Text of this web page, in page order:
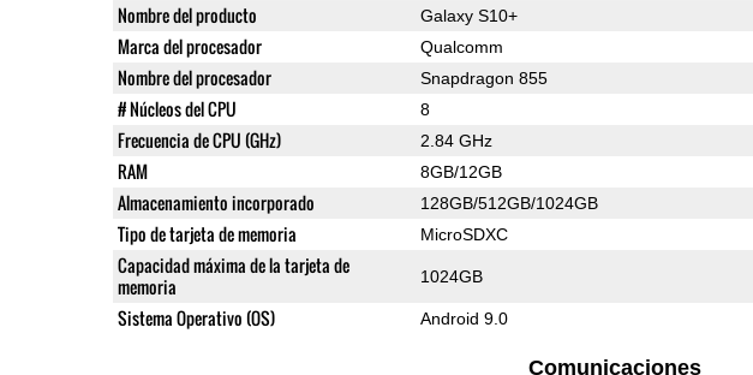
Nombre del producto Galaxy S10+
Marca del procesador Qualcomm
Nombre del procesador Snapdragon 855
# Núcleos del CPU 8
Frecuencia de CPU (GHz) 2.84 GHz
RAM 8GB/12GB
Almacenamiento incorporado 128GB/512GB/1024GB
Tipo de tarjeta de memoria MicroSDXC
Capacidad máxima de la tarjeta de
memoria
1024GB
Sistema Operativo (OS) Android 9.0
Comunicaciones